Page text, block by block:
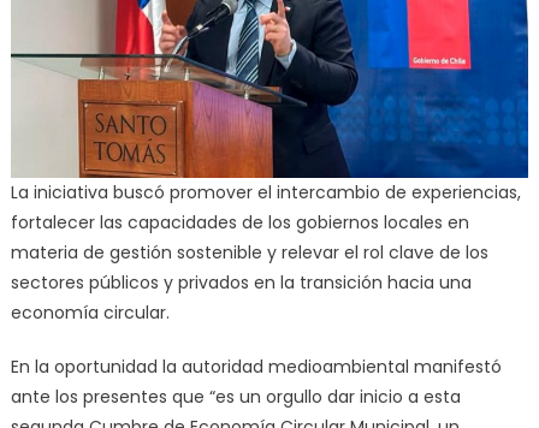
La iniciativa buscó promover el intercambio de experiencias,
fortalecer las capacidades de los gobiernos locales en
materia de gestión sostenible y relevar el rol clave de los
sectores públicos y privados en la transición hacia una
economía circular.
En la oportunidad la autoridad medioambiental manifestó
ante los presentes que “es un orgullo dar inicio a esta